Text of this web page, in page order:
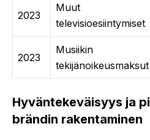
2023
Muut
televisioesiintymiset
2023
Musiikin
tekijänoikeusmaksut
Hyväntekeväisyys ja
brändin rakentaminen